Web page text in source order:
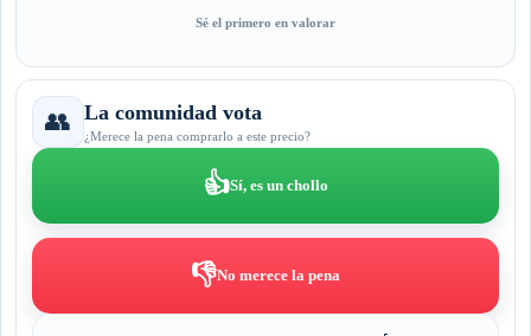
Sé el primero en valorar
👥 La comunidad vota
¿Merece la pena comprarlo a este precio?
👍Sí, es un chollo
👎No merece la pena